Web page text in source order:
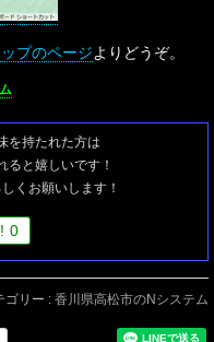
プのページよりどうぞ。
を持たれた方は
ると嬉しいです！
くお願いします！
0
ゴリー : 香川県高松市のNシステム